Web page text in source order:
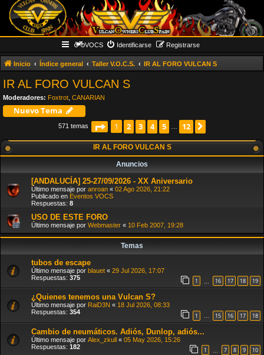
VOCS Identificarse Registrarse
Inicio Índice general Taller V.O.C.S. IR AL FORO VULCAN S
IR AL FORO VULCAN S
Moderadores: Foxtrot CANARIAN
Nuevo Tema
571 temas Página de 12
1 2 3 4 5 12
IR AL FORO VULCAN S
Anuncios
[ANDALUCÍA] 25-27/09/2026 - XX Aniversario
Último mensaje por anroan « 02 Ago 2026, 21:22
Publicado en Eventos VOCS
Respuestas: 8
USO DE ESTE FORO
Último mensaje por Webmaster « 10 Feb 2007, 19:28
Temas
tubos de escape
Último mensaje por blauet « 29 Jul 2026, 17:07
Respuestas: 375 1 16 17 18 19
¿Quienes tenemos una Vulcan S?
Último mensaje por RaiD3N « 18 Jul 2026, 08:33
Respuestas: 354 1 … 15 16 17 18
Cambio de neumáticos. Adiós, Dunlop, adiós...
Último mensaje por Alex_zkull « 05 May 2026, 15:26
Respuestas: 182 1 7 8 9 10